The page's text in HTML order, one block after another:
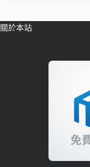
關於本站